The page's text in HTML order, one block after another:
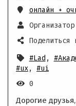
онлайн +
Организатор
Поделиться
#Lad ,
#ux, #ui
0
Дорогие друзья,